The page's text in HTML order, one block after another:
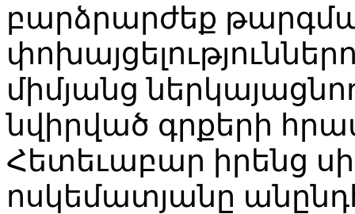
բարձրարժեք
միմյանց
նվիրված գրքերի
Հետեւաբար իրենց
ոսկեմատյանը